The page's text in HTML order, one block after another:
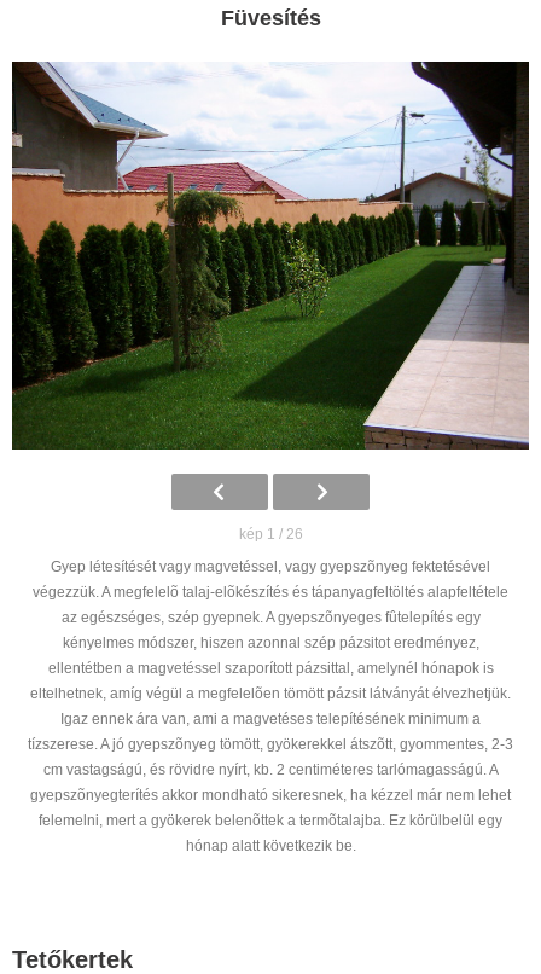
Füvesítés
kép 1 / 26
Gyep létesítését vagy magvetéssel, vagy gyepszõnyeg fektetésével
végezzük. A megfelelõ talaj-elõkészítés és tápanyagfeltöltés alapfeltétele
az egészséges, szép gyepnek. A gyepszõnyeges fûtelepítés egy
kényelmes módszer, hiszen azonnal szép pázsitot eredményez,
ellentétben a magvetéssel szaporított pázsittal, amelynél hónapok is
eltelhetnek, amíg végül a megfelelõen tömött pázsit látványát élvezhetjük.
Igaz ennek ára van, ami a magvetéses telepítésének minimum a
tízszerese. A jó gyepszõnyeg tömött, gyökerekkel átszõtt, gyommentes, 2-3
cm vastagságú, és rövidre nyírt, kb. 2 centiméteres tarlómagasságú. A
gyepszõnyegterítés akkor mondható sikeresnek, ha kézzel már nem lehet
felemelni, mert a gyökerek belenõttek a termõtalajba. Ez körülbelül egy
hónap alatt következik be.
Tetőkertek